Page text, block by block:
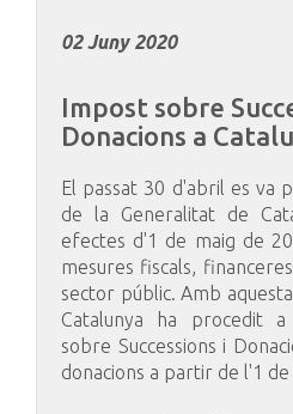
02 Juny 2020
Impost sobre
Donacions a
El passat 30 d'abril es va
de la Generalitat de
efectes d'1 de maig de
mesures fiscals,
sector públic. Amb
Catalunya ha procedit
sobre Successions i
donacions a partir de l'1 de